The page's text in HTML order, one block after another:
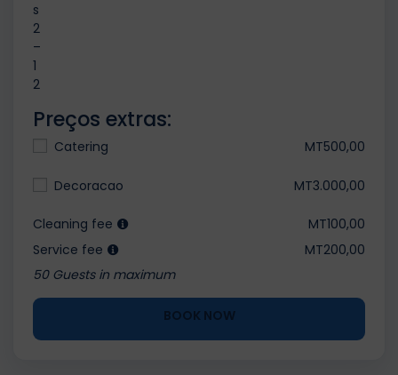
s
2
–
1
2
Preços extras:
Catering MT500,00
Decoracao MT3.000,00
Cleaning fee
MT100,00
Service fee
MT200,00
50 Guests in maximum
BOOK NOW